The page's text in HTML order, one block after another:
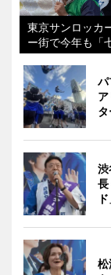
東京サンロッカ
ー街で今年も「
パ
渋
長
ド
松